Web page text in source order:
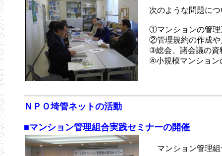
次のような問題に
①マンションの管理
②管理規約の作成や
③総会、諸会議の資
④小規模マンション
ＮＰＯ埼管ネットの活動
■マンション管理組合実践セミナーの開催
マンション管理組